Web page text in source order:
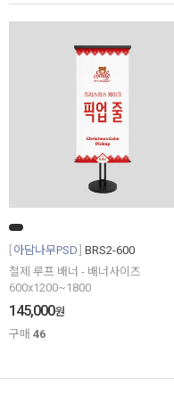
아담나무PSD BRS2-600
철제 루프 배너 - 배너사이즈
600x1200~1800
145,000원
구매 46